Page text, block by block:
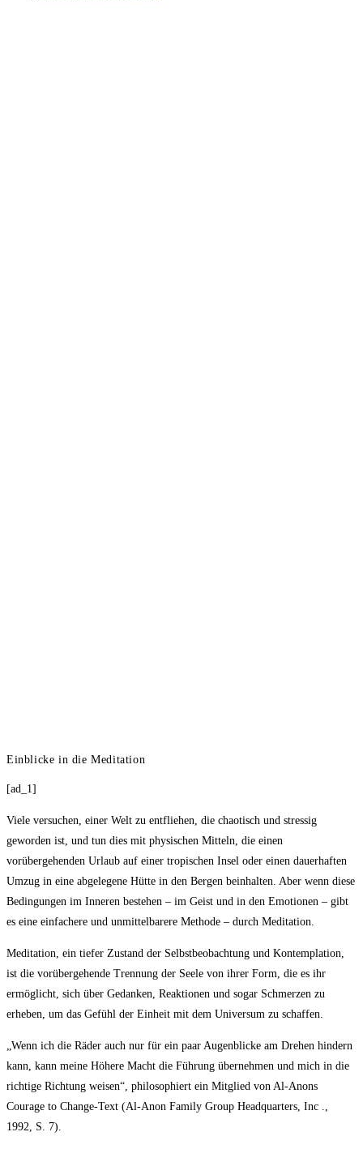
Einblicke in die Meditation
[ad_1]
Viele versuchen, einer Welt zu entfliehen, die chaotisch und stressig
geworden ist, und tun dies mit physischen Mitteln, die einen
vorübergehenden Urlaub auf einer tropischen Insel oder einen dauerhaften
Umzug in eine abgelegene Hütte in den Bergen beinhalten. Aber wenn diese
Bedingungen im Inneren bestehen – im Geist und in den Emotionen – gibt
es eine einfachere und unmittelbarere Methode – durch Meditation.
Meditation, ein tiefer Zustand der Selbstbeobachtung und Kontemplation,
ist die vorübergehende Trennung der Seele von ihrer Form, die es ihr
ermöglicht, sich über Gedanken, Reaktionen und sogar Schmerzen zu
erheben, um das Gefühl der Einheit mit dem Universum zu schaffen.
„Wenn ich die Räder auch nur für ein paar Augenblicke am Drehen hindern
kann, kann meine Höhere Macht die Führung übernehmen und mich in die
richtige Richtung weisen“, philosophiert ein Mitglied von Al-Anons
Courage to Change-Text (Al-Anon Family Group Headquarters, Inc .,
1992, S. 7).